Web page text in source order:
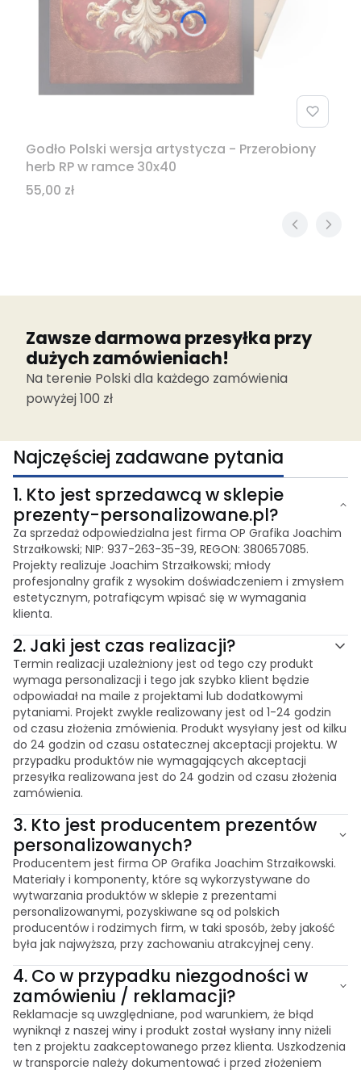
Godło Polski wersja artystycza - Przerobiony
herb RP w ramce 30x40
Cena
55,00 zł
Zawsze darmowa przesyłka przy
dużych zamówieniach!
Na terenie Polski dla każdego zamówienia
powyżej 100 zł
Najczęściej zadawane pytania
1. Kto jest sprzedawcą w sklepie
prezenty-personalizowane.pl?
Za sprzedaż odpowiedzialna jest firma OP Grafika Joachim
Strzałkowski; NIP: 937-263-35-39, REGON: 380657085.
Projekty realizuje Joachim Strzałkowski; młody
profesjonalny grafik z wysokim doświadczeniem i zmysłem
estetycznym, potrafiącym wpisać się w wymagania
klienta.
2. Jaki jest czas realizacji?
Termin realizacji uzależniony jest od tego czy produkt
wymaga personalizacji i tego jak szybko klient będzie
odpowiadał na maile z projektami lub dodatkowymi
pytaniami. Projekt zwykle realizowany jest od 1-24 godzin
od czasu złożenia zmówienia. Produkt wysyłany jest od kilku
do 24 godzin od czasu ostatecznej akceptacji projektu. W
przypadku produktów nie wymagających akceptacji
przesyłka realizowana jest do 24 godzin od czasu złożenia
zamówienia.
3. Kto jest producentem prezentów
personalizowanych?
Producentem jest firma OP Grafika Joachim Strzałkowski.
Materiały i komponenty, które są wykorzystywane do
wytwarzania produktów w sklepie z prezentami
personalizowanymi, pozyskiwane są od polskich
producentów i rodzimych firm, w taki sposób, żeby jakość
była jak najwyższa, przy zachowaniu atrakcyjnej ceny.
4. Co w przypadku niezgodności w
zamówieniu / reklamacji?
Reklamacje są uwzględniane, pod warunkiem, że błąd
wyniknął z naszej winy i produkt został wysłany inny niżeli
ten z projektu zaakceptowanego przez klienta. Uszkodzenia
w transporcie należy dokumentować i przed złożeniem